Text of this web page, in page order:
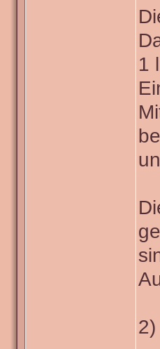
1